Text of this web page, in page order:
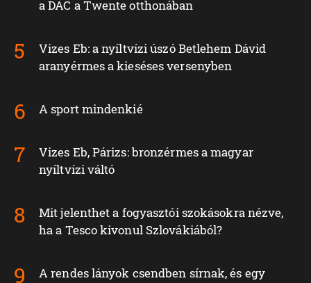
a DAC a Twente otthonában
Vizes Eb: a nyíltvízi úszó Betlehem Dávid
aranyérmes a kieséses versenyben
A sport mindenkié
Vizes Eb, Párizs: bronzérmes a magyar
nyíltvízi váltó
Mit jelenthet a fogyasztói szokásokra nézve,
ha a Tesco kivonul Szlovákiából?
A rendes lányok csendben sírnak, és egy